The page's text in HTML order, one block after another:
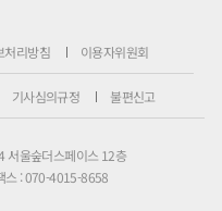
처리방침 이용자위원회
기사심의규정 불편신고
서울숲더스페이스 12층
스 : 070-4015-8658